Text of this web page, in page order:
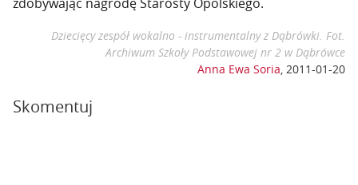
Dziecięcy zespół wokalno - instrumentalny z Dąbrówki. Fot.
Archiwum Szkoły Podstawowej nr 2 w Dąbrówce
Anna Ewa Soria, 2011-01-20
Skomentuj